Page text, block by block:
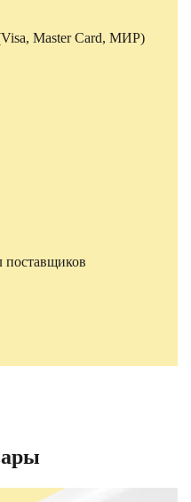
Master Card, МИР)
поставщиков